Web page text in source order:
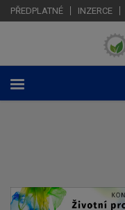
PŘEDPLATNÉ INZERCE